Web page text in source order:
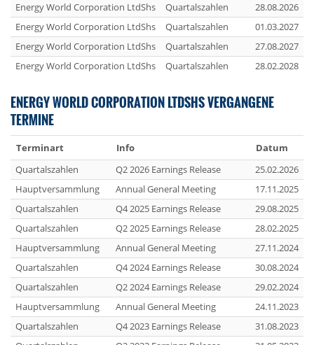
Energy World Corporation LtdShs
Quartalszahlen
28.08.2026
Energy World Corporation LtdShs
Quartalszahlen
01.03.2027
Energy World Corporation LtdShs
Quartalszahlen
27.08.2027
Energy World Corporation LtdShs
Quartalszahlen 28.02.2028
ENERGY WORLD CORPORATION LTDSHS VERGANGENE
TERMINE
Terminart Info
Datum
Quartalszahlen
Q2 2026 Earnings Release
25.02.2026
Hauptversammlung
Annual General Meeting
17.11.2025
Quartalszahlen
Q4 2025 Earnings Release
29.08.2025
Quartalszahlen
Q2 2025 Earnings Release
28.02.2025
Hauptversammlung
Annual General Meeting
27.11.2024
Quartalszahlen
Q4 2024 Earnings Release
30.08.2024
Quartalszahlen
Q2 2024 Earnings Release
29.02.2024
Hauptversammlung
Annual General Meeting
24.11.2023
Quartalszahlen
Q4 2023 Earnings Release
31.08.2023